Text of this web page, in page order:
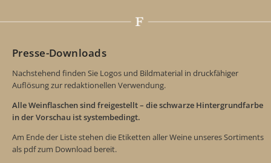
Presse-Downloads
Nachstehend finden Sie Logos und Bildmaterial in druckfähiger
Auflösung zur redaktionellen Verwendung.
Alle Weinflaschen sind freigestellt – die schwarze Hintergrundfarbe
in der Vorschau ist systembedingt.
Am Ende der Liste stehen die Etiketten aller Weine unseres Sortiments
als pdf zum Download bereit.